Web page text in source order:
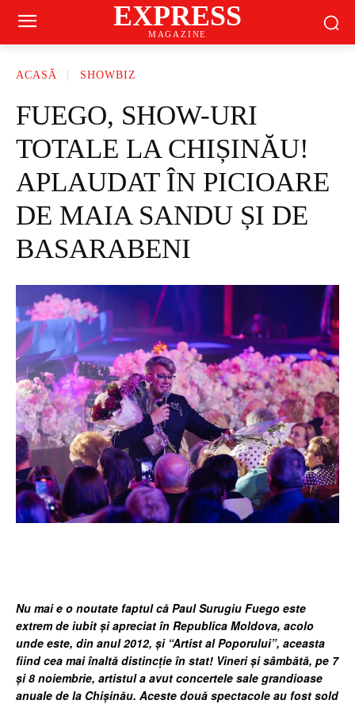
EXPRESS
MAGAZINE
ACASĂ SHOWBIZ
FUEGO, SHOW-URI
TOTALE LA CHIȘINĂU!
APLAUDAT ÎN PICIOARE
DE MAIA SANDU ȘI DE
BASARABENI
Nu mai e o noutate faptul că Paul Surugiu Fuego este
extrem de iubit și apreciat în Republica Moldova, acolo
unde este, din anul 2012, și “Artist al Poporului”, aceasta
fiind cea mai înaltă distincție în stat! Vineri și sâmbătă, pe 7
și 8 noiembrie, artistul a avut concertele sale grandioase
anuale de la Chișinău. Aceste două spectacole au fost sold